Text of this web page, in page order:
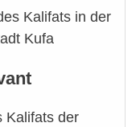
Kalifats in der
Kufa
Kalifats der